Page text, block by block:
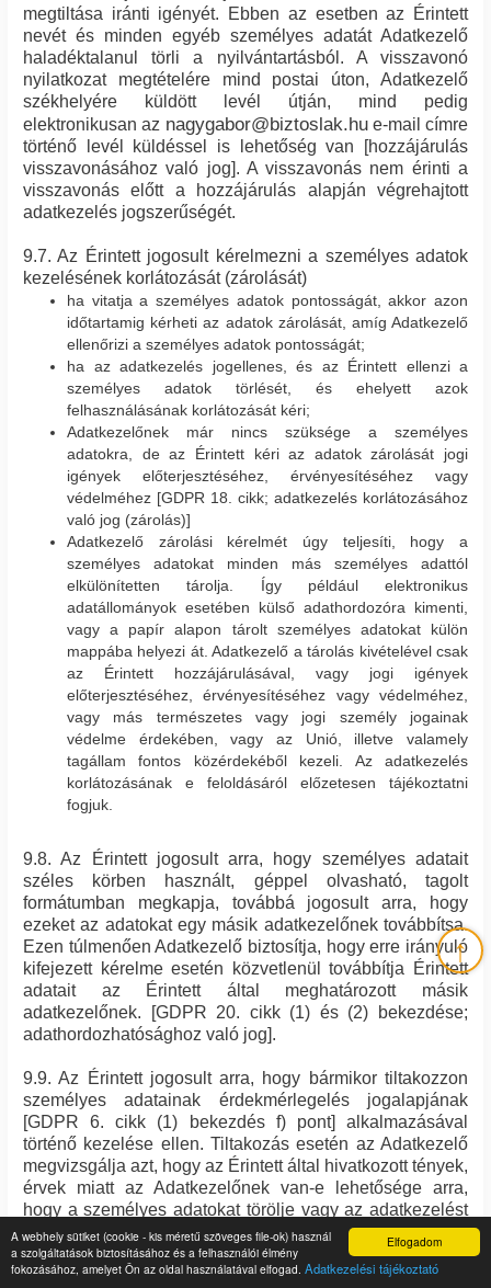
Elfogadom
A webhely sütiket (cookie - kis méretű szöveges file-ok) használ
a szolgáltatások biztosításához és a felhasználói élmény
fokozásához, amelyet Ön az oldal használatával elfogad. Adatkezelési tájékoztató
megtiltása iránti igényét. Ebben az esetben az Érintett
nevét és minden egyéb személyes adatát Adatkezelő
haladéktalanul törli a nyilvántartásból. A visszavonó
nyilatkozat megtételére mind postai úton, Adatkezelő
székhelyére küldött levél útján, mind pedig
elektronikusan az nagygabor@biztoslak.hue-mail címre
történő levél küldéssel is lehetőség van [hozzájárulás
visszavonásához való jog]. A visszavonás nem érinti a
visszavonás előtt a hozzájárulás alapján végrehajtott
adatkezelés jogszerűségét.
9.7. Az Érintett jogosult kérelmezni a személyes adatok
kezelésének korlátozását (zárolását)
ha vitatja a személyes adatok pontosságát, akkor azon
időtartamig kérheti az adatok zárolását, amíg Adatkezelő
ellenőrizi a személyes adatok pontosságát;
ha az adatkezelés jogellenes, és az Érintett ellenzi a
személyes adatok törlését, és ehelyett azok
felhasználásának korlátozását kéri;
Adatkezelőnek már nincs szüksége a személyes
adatokra, de az Érintett kéri az adatok zárolását jogi
igények előterjesztéséhez, érvényesítéséhez vagy
védelméhez [GDPR 18. cikk; adatkezelés korlátozásához
való jog (zárolás)]
Adatkezelő zárolási kérelmét úgy teljesíti, hogy a
személyes adatokat minden más személyes adattól
elkülönítetten tárolja. Így például elektronikus
adatállományok esetében külső adathordozóra kimenti,
vagy a papír alapon tárolt személyes adatokat külön
mappába helyezi át. Adatkezelő a tárolás kivételével csak
az Érintett hozzájárulásával, vagy jogi igények
előterjesztéséhez, érvényesítéséhez vagy védelméhez,
vagy más természetes vagy jogi személy jogainak
védelme érdekében, vagy az Unió, illetve valamely
tagállam fontos közérdekéből kezeli. Az adatkezelés
korlátozásának e feloldásáról előzetesen tájékoztatni
fogjuk.
9.8. Az Érintett jogosult arra, hogy személyes adatait
széles körben használt, géppel olvasható, tagolt
formátumban megkapja, továbbá jogosult arra, hogy
ezeket az adatokat egy másik adatkezelőnek továbbítsa.
Ezen túlmenően Adatkezelő biztosítja, hogy erre irányuló
kifejezett kérelme esetén közvetlenül továbbítja Érintett
adatait az Érintett által meghatározott másik
adatkezelőnek. [GDPR 20. cikk (1) és (2) bekezdése;
adathordozhatósághoz való jog].
9.9. Az Érintett jogosult arra, hogy bármikor tiltakozzon
személyes adatainak érdekmérlegelés jogalapjának
[GDPR 6. cikk (1) bekezdés f) pont] alkalmazásával
történő kezelése ellen. Tiltakozás esetén az Adatkezelő
megvizsgálja azt, hogy az Érintett által hivatkozott tények,
érvek miatt az Adatkezelőnek van-e lehetősége arra,
hogy a személyes adatokat törölje vagy az adatkezelést
megszüntesse.
9.10. Adatkezelő az Érintett kérelmének beérkezését
↑